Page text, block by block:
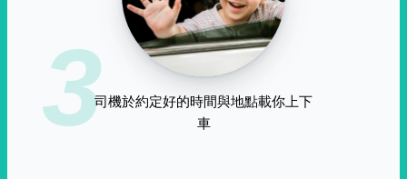
3司機於約定好的時間與地點載你上下
車